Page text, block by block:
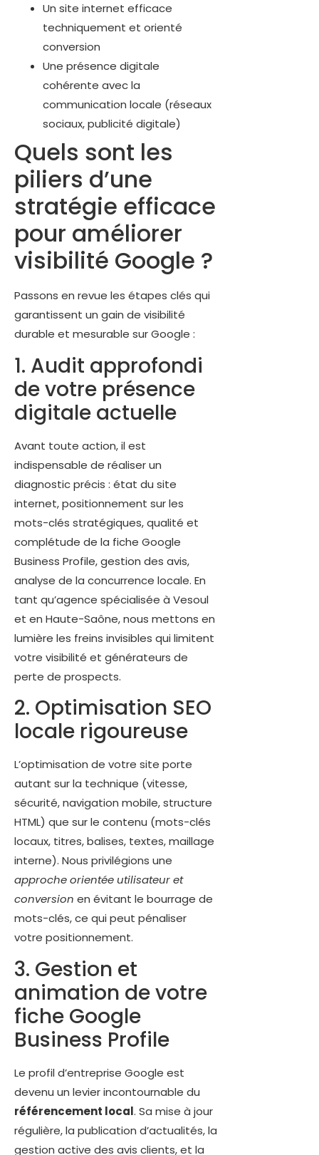
Un site internet efficace
techniquement et orienté
conversion
Une présence digitale
cohérente avec la
communication locale (réseaux
sociaux, publicité digitale)
Quels sont les
piliers d’une
stratégie efficace
pour améliorer
visibilité Google ?
Passons en revue les étapes clés qui
garantissent un gain de visibilité
durable et mesurable sur Google :
1. Audit approfondi
de votre présence
digitale actuelle
Avant toute action, il est
indispensable de réaliser un
diagnostic précis : état du site
internet, positionnement sur les
mots-clés stratégiques, qualité et
complétude de la fiche Google
Business Profile, gestion des avis,
analyse de la concurrence locale. En
tant qu’agence spécialisée à Vesoul
et en Haute-Saône, nous mettons en
lumière les freins invisibles qui limitent
votre visibilité et générateurs de
perte de prospects.
2. Optimisation SEO
locale rigoureuse
L’optimisation de votre site porte
autant sur la technique (vitesse,
sécurité, navigation mobile, structure
HTML) que sur le contenu (mots-clés
locaux, titres, balises, textes, maillage
interne). Nous privilégions une
approche orientée utilisateur et
conversion en évitant le bourrage de
mots-clés, ce qui peut pénaliser
votre positionnement.
3. Gestion et
animation de votre
fiche Google
Business Profile
Le profil d’entreprise Google est
devenu un levier incontournable du
référencement local. Sa mise à jour
régulière, la publication d’actualités, la
gestion active des avis clients, et la